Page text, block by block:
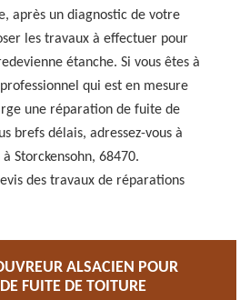
après un diagnostic de votre
les travaux à effectuer pour
étanche. Si vous êtes à
qui est en mesure
une réparation de fuite de
brefs délais, adressez-vous à
Storckensohn, 68470.
des travaux de réparations
ALSACIEN POUR
FUITE DE TOITURE